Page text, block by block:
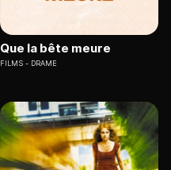
Que la bête meure
FILMS DRAME